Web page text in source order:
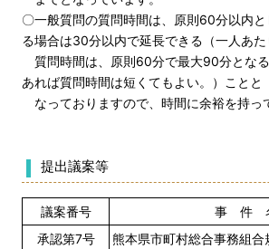
〇一般質問の質問時間は、原則60分以内
る場合は30分以内で延長できる（一人あた
質問時間は、原則60分で最大90分とな
あれば質問時間は短くてもよい。）ことと
なっておりますので、時間に余裕を持っ
提出議案等
議案番号
事 件
承認第7号
熊本県市町村総合事務組